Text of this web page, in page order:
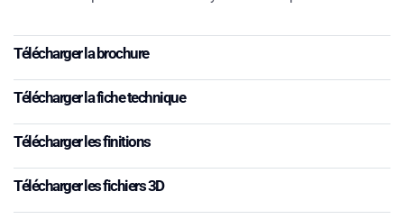
Télécharger la brochure
Télécharger la fiche technique
Télécharger les finitions
Télécharger les fichiers 3D